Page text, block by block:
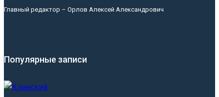
Главный редактор – Орлов Алексей Александрович
Популярные записи